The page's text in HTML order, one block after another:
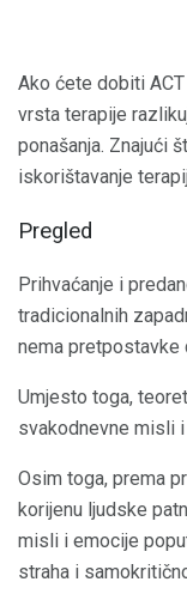
Ako ćete dobiti
vrsta terapije
ponašanja. Znajući
iskorištavanje
Pregled
Prihvaćanje i
tradicionalnih
nema pretpostavke
Umjesto toga,
svakodnevne misli
Osim toga, prema
korijenu ljudske
misli i emocije
straha i